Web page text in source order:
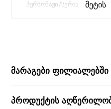
ᲞᲔᲠᲡᲝᲜᲐᲟᲘ/ᲡᲔᲠᲘᲐ ᲛᲔᲢᲘᲡ
მარაგები ფილიალებში
პროდუქტის